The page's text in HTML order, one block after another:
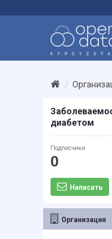
диабетом
Подписчики
0
Написать
Организация